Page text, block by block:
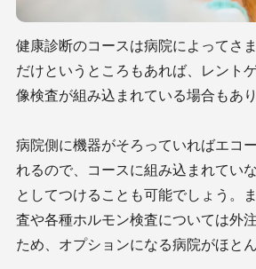
健康診断のコースは病院によってさ
だけというところもあれば、レント
像検査が組み込まれている場合もあり
病院側に機器がそろっていればエコ
れるので、コースに組み込まれてい
としてつけることも可能でしょう。ま
査や各種ホルモン検査については外
ため、オプションになる病院がほとん